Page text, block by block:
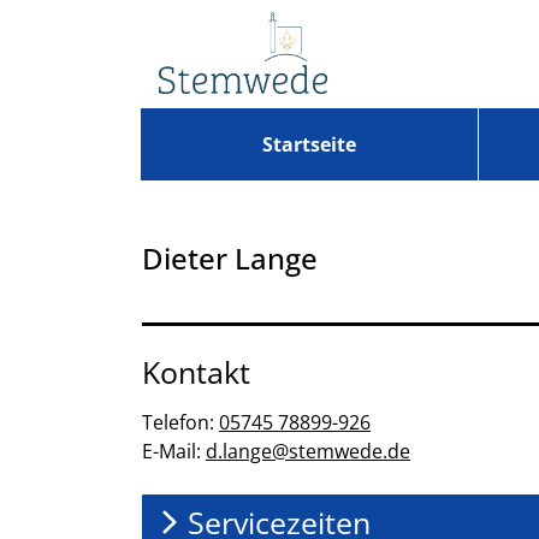
Startseite
Dieter Lange
Kontakt
Telefon: 05745 78899-926
E-Mail: d.lange@stemwede.de
Servicezeiten